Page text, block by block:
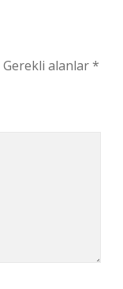
Gerekli alanlar*